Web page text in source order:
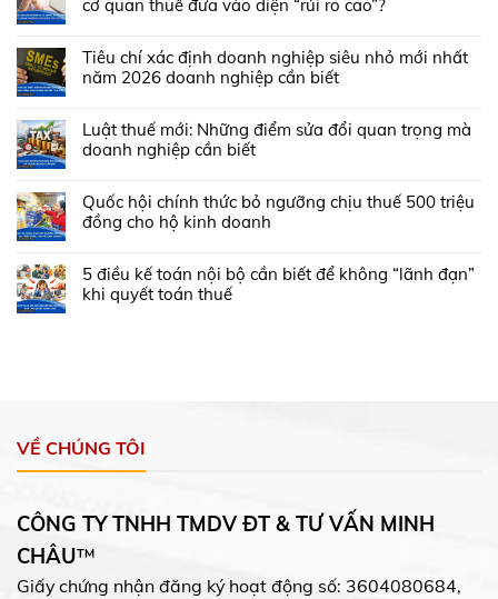
cơ quan thuế đưa vào diện “rủi ro cao”?
Tiêu chí xác định doanh nghiệp siêu nhỏ mới nhất
năm 2026 doanh nghiệp cần biết
Luật thuế mới: Những điểm sửa đổi quan trọng mà
doanh nghiệp cần biết
Quốc hội chính thức bỏ ngưỡng chịu thuế 500 triệu
đồng cho hộ kinh doanh
5 điều kế toán nội bộ cần biết để không “lãnh đạn”
khi quyết toán thuế
VỀ CHÚNG TÔI
CÔNG TY TNHH TMDV ĐT & TƯ VẤN MINH
CHÂU™
Giấy chứng nhận đăng ký hoạt động số: 3604080684,